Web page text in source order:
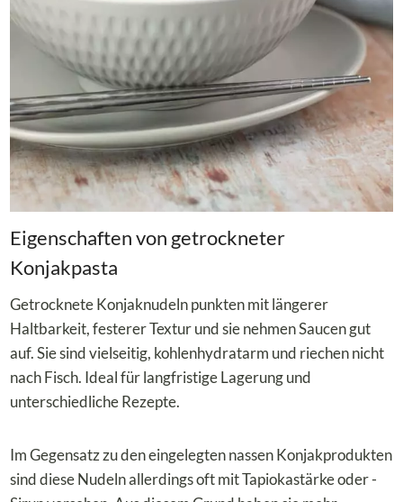
Eigenschaften von getrockneter
Konjakpasta
Getrocknete Konjaknudeln punkten mit längerer
Haltbarkeit, festerer Textur und sie nehmen Saucen gut
auf. Sie sind vielseitig, kohlenhydratarm und riechen nicht
nach Fisch. Ideal für langfristige Lagerung und
unterschiedliche Rezepte.
Im Gegensatz zu den eingelegten nassen Konjakprodukten
sind diese Nudeln allerdings oft mit Tapiokastärke oder -